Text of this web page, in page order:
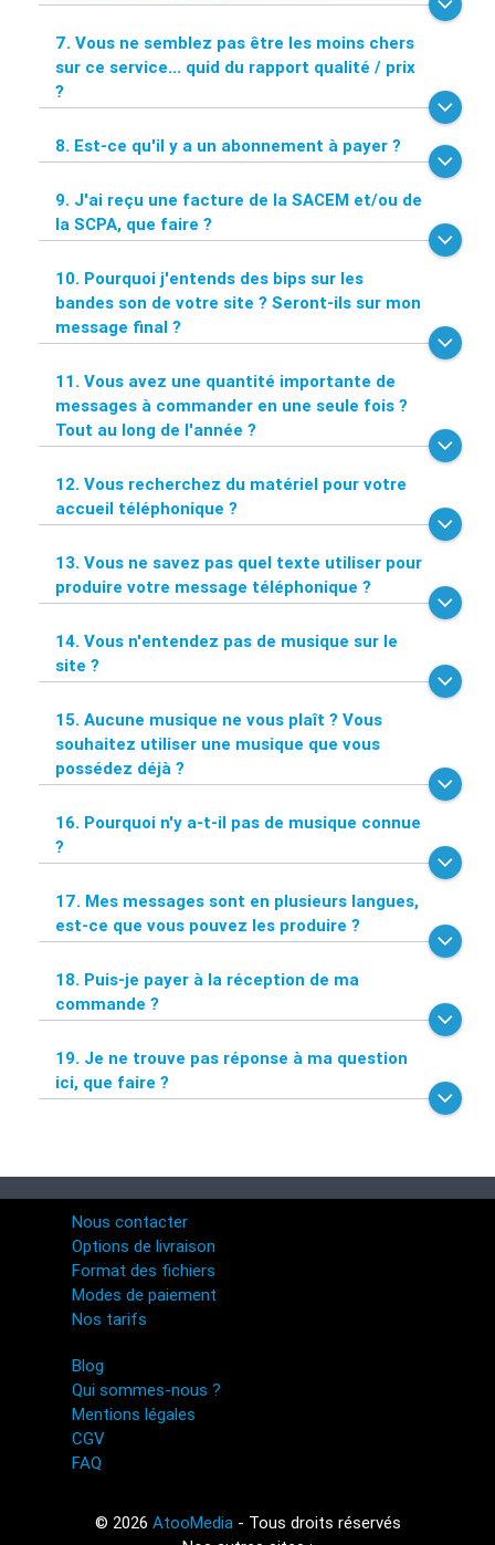
7. Vous ne semblez pas être les moins chers
sur ce service... quid du rapport qualité / prix
?
8. Est-ce qu'il y a un abonnement à payer ?
9. J'ai reçu une facture de la SACEM et/ou de
la SCPA, que faire ?
10. Pourquoi j'entends des bips sur les
bandes son de votre site ? Seront-ils sur mon
message final ?
11. Vous avez une quantité importante de
messages à commander en une seule fois ?
Tout au long de l'année ?
12. Vous recherchez du matériel pour votre
accueil téléphonique ?
13. Vous ne savez pas quel texte utiliser pour
produire votre message téléphonique ?
14. Vous n'entendez pas de musique sur le
site ?
15. Aucune musique ne vous plaît ? Vous
souhaitez utiliser une musique que vous
possédez déjà ?
16. Pourquoi n'y a-t-il pas de musique connue
?
17. Mes messages sont en plusieurs langues,
est-ce que vous pouvez les produire ?
18. Puis-je payer à la réception de ma
commande ?
19. Je ne trouve pas réponse à ma question
ici, que faire ?
Nous contacter
Options de livraison
Format des fichiers
Modes de paiement
Nos tarifs
Blog
Qui sommes-nous ?
Mentions légales
CGV
FAQ
© 2026 AtooMedia- Tous droits réservés